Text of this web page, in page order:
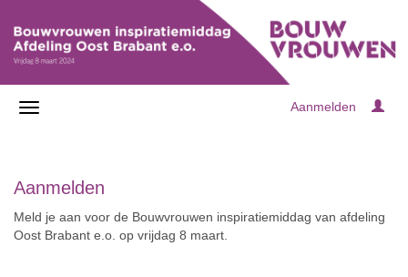
Aanmelden
Aanmelden
Meld je aan voor de Bouwvrouwen inspiratiemiddag van afdeling
Oost Brabant e.o. op vrijdag 8 maart.